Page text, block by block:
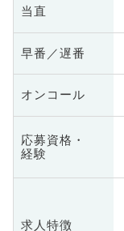
当直
早番／遅番
オンコール
応募資格・
経験
求人特徴